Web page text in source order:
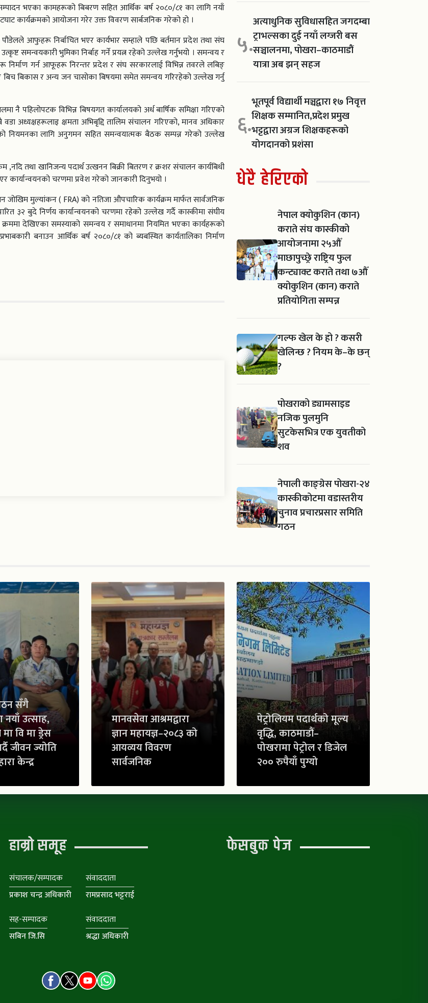
भएका कामहरूको बिबरण सहित आर्थिक बर्ष २०८०/८१ का लागि नयाँ
कार्यक्रमको आयोजना गरेर उक्त विवरण सार्बजनिक गरेको हो ।
आफुहरू निर्बाचित भएर कार्यभार सम्हाले पछि बर्तमान प्रदेश तथा संघ
समन्वयकारी भुमिका निर्बाह गर्ने प्रयत्न रहेको उल्लेख गर्नुभयो । समन्वय र
गर्न आफूहरू निरन्तर प्रदेश र संघ सरकारलाई विभिन्न तवरले लबिङ्
बिकास र अन्य जन चासोका बिषयमा समेत समन्वय गरिरहेको उल्लेख गर्नु
नै पहिलोपटक विभिन्न बिषयगत कार्यालयको अर्ध बार्षिक समिक्षा गरिएको
अध्यक्षहरूलाइ क्षमता अभिबृद्दि तालिम संचालन गरिएको, मानव अधिकार
नियमनका लागि अनुगमन सहित समन्वयात्मक बैठक सम्पन्न गरेको उल्लेख
तथा खानिजन्य पदार्थ उत्खनन बिक्री बितरण र क्रशर संचालन कार्यबिधी
कार्यान्वयनको चरणमा प्रवेश गरेको जानकारी दिनुभयो ।
जोखिम मुल्यांकन ( FRA) को नतिजा औपचारिक कार्यक्रम मार्फत सार्वजनिक
३२ बुदे निर्णय कार्यान्वयनको चरणमा रहेको उल्लेख गर्दै कास्कीमा संघीय
देखिएका समस्याको समन्वय र समाधानमा नियमित भएका कार्यहरूको
बनाउन आर्थिक बर्ष २०८०/८१ को ब्यबस्थित कार्यतालिका निर्माण
५.
अत्याधुनिक सुविधासहित जगदम्बा
ट्राभल्सका दुई नयाँ लग्जरी बस
सञ्चालनमा, पोखरा–काठमाडौं
यात्रा अब झन् सहज
६.
भूतपूर्व विद्यार्थी मञ्चद्वारा १७ निवृत्त
शिक्षक सम्मानित,प्रदेश प्रमुख
भट्टद्वारा अग्रज शिक्षकहरूको
योगदानको प्रशंसा
धेरै हेरिएको
नेपाल क्योकुशिन (कान)
कराते संघ कास्कीको
आयोजनामा २५औँ
माछापुच्छ्रे राष्ट्रिय फुल
कन्ट्याक्ट कराते तथा ७औँ
क्योकुशिन (कान) कराते
प्रतियोगिता सम्पन्न
गल्फ खेल के हो ? कसरी
खेलिन्छ ? नियम के–के छन्
?
पोखराको ड्यामसाइड
नजिक पुलमुनि
सुटकेसभित्र एक युवतीको
शव
नेपाली काङ्ग्रेस पोखरा-२४
कास्कीकोटमा वडास्तरीय
चुनाव प्रचारप्रसार समिति
गठन
सँगै
नयाँ उत्साह,
मा वि मा ड्रेस
जीवन ज्योति
केन्द्र
मानवसेवा आश्रमद्वारा
ज्ञान महायज्ञ–२०८३ को
आयव्यय विवरण
सार्वजनिक
पेट्रोलियम पदार्थको मूल्य
वृद्धि, काठमाडौं–
पोखरामा पेट्रोल र डिजेल
२०० रुपैयाँ पुग्यो
हाम्रो समूह
संचालक/सम्पादक
प्रकाश चन्द्र अधिकारी
संवाददाता
रामप्रसाद भट्टराई
सह-सम्पादक
सबिन जि.सि
संवाददाता
श्रद्धा अधिकारी
फेसबुक पेज